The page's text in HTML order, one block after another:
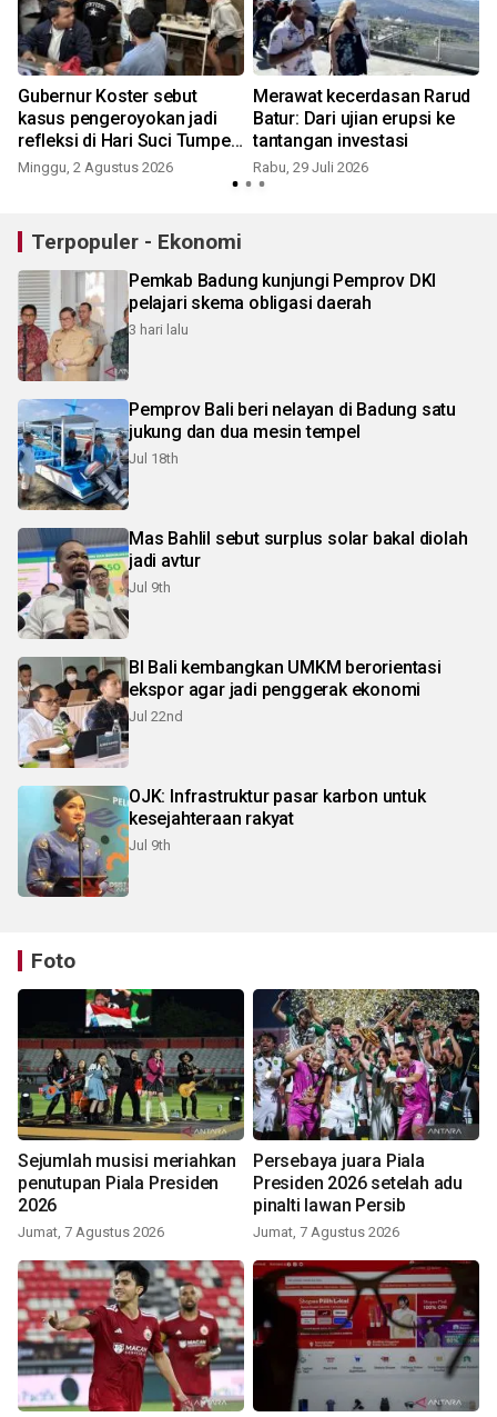
Gubernur Koster sebut
kasus pengeroyokan jadi
refleksi di Hari Suci Tumpek
Krulut
Minggu, 2 Agustus 2026
Merawat kecerdasan Rarud
Batur: Dari ujian erupsi ke
tantangan investasi
Rabu, 29 Juli 2026
Terpopuler - Ekonomi
Pemkab Badung kunjungi Pemprov DKI
pelajari skema obligasi daerah
3 hari lalu
Pemprov Bali beri nelayan di Badung satu
jukung dan dua mesin tempel
Jul 18th
Mas Bahlil sebut surplus solar bakal diolah
jadi avtur
Jul 9th
BI Bali kembangkan UMKM berorientasi
ekspor agar jadi penggerak ekonomi
Jul 22nd
OJK: Infrastruktur pasar karbon untuk
kesejahteraan rakyat
Jul 9th
Foto
Sejumlah musisi meriahkan
penutupan Piala Presiden
2026
Jumat, 7 Agustus 2026
Persebaya juara Piala
Presiden 2026 setelah adu
pinalti lawan Persib
Jumat, 7 Agustus 2026